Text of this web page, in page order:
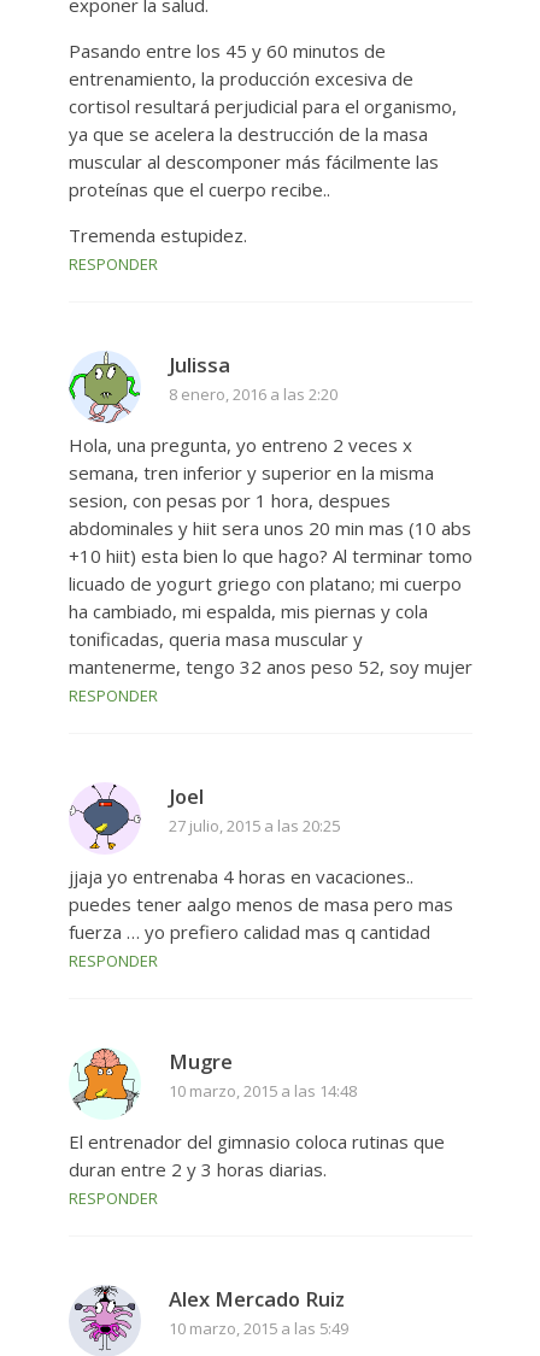
exponer la salud.
Pasando entre los 45 y 60 minutos de
entrenamiento, la producción excesiva de
cortisol resultará perjudicial para el organismo,
ya que se acelera la destrucción de la masa
muscular al descomponer más fácilmente las
proteínas que el cuerpo recibe..
Tremenda estupidez.
RESPONDER
Julissa
8 enero, 2016 a las 2:20
Hola, una pregunta, yo entreno 2 veces x
semana, tren inferior y superior en la misma
sesion, con pesas por 1 hora, despues
abdominales y hiit sera unos 20 min mas (10 abs
+10 hiit) esta bien lo que hago? Al terminar tomo
licuado de yogurt griego con platano; mi cuerpo
ha cambiado, mi espalda, mis piernas y cola
tonificadas, queria masa muscular y
mantenerme, tengo 32 anos peso 52, soy mujer
RESPONDER
Joel
27 julio, 2015 a las 20:25
jjaja yo entrenaba 4 horas en vacaciones..
puedes tener aalgo menos de masa pero mas
fuerza … yo prefiero calidad mas q cantidad
RESPONDER
Mugre
10 marzo, 2015 a las 14:48
El entrenador del gimnasio coloca rutinas que
duran entre 2 y 3 horas diarias.
RESPONDER
Alex Mercado Ruiz
10 marzo, 2015 a las 5:49